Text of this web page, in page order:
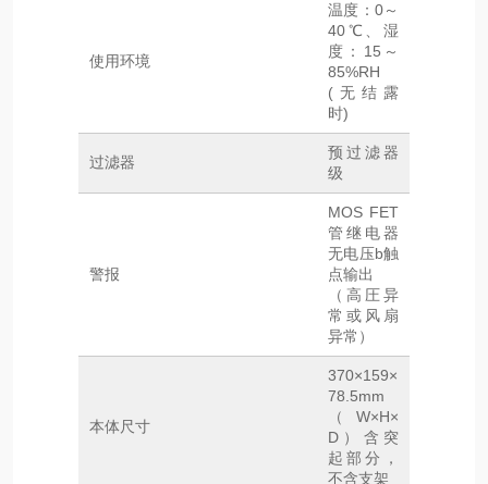
使用环境
温度：0～
40℃、湿
度：15～
85%RH
(无结露
时)
过滤器
预过滤器
级
警报
MOS FET
管继电器
无电压b触
点输出
（高圧异
常或风扇
异常）
本体尺寸
370×159×
78.5mm
（W×H×
D）含突
起部分，
不含支架